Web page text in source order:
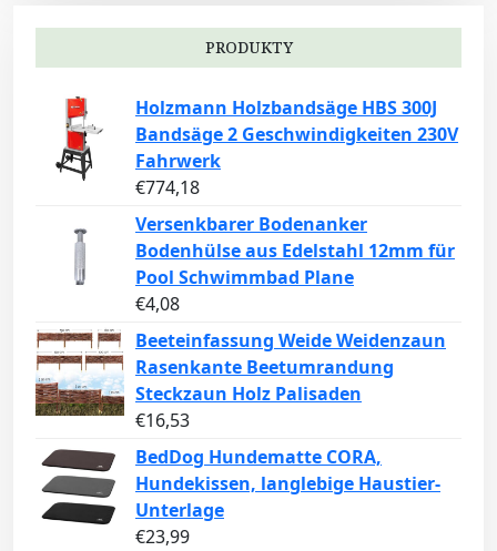
PRODUKTY
Holzmann Holzbandsäge HBS 300J
Bandsäge 2 Geschwindigkeiten 230V
Fahrwerk
€774,18
Versenkbarer Bodenanker
Bodenhülse aus Edelstahl 12mm für
Pool Schwimmbad Plane
€4,08
Beeteinfassung Weide Weidenzaun
Rasenkante Beetumrandung
Steckzaun Holz Palisaden
€16,53
BedDog Hundematte CORA,
Hundekissen, langlebige Haustier-
Unterlage
€23,99